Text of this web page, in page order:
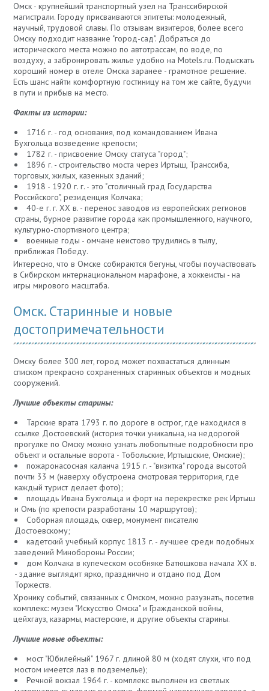
Омск - крупнейший транспортный узел на Транссибирской
магистрали. Городу присваиваются эпитеты: молодежный,
научный, трудовой славы. По отзывам визитеров, более всего
Омску подходит название "город-сад". Добраться до
исторического места можно по автотрассам, по воде, по
воздуху, а забронировать жилье удобно на Motels.ru. Подыскать
хороший номер в отеле Омска заранее - грамотное решение.
Есть шанс найти комфортную гостиницу на том же сайте, будучи
в пути и прибыв на место.
Факты из истории:
1716 г. - год основания, под командованием Ивана
Бухгольца возведение крепости;
1782 г. - присвоение Омску статуса "город";
1896 г. - строительство моста через Иртыш, Транссиба,
торговых, жилых, казенных зданий;
1918 - 1920 г. г. - это "столичный град Государства
Российского", резиденция Колчака;
40-е г. г. XX в. - перенос заводов из европейских регионов
страны, бурное развитие города как промышленного, научного,
культурно-спортивного центра;
военные годы - омчане неистово трудились в тылу,
приближая Победу.
Интересно, что в Омске собираются бегуны, чтобы поучаствовать
в Сибирском интернациональном марафоне, а хоккеисты - на
игры мирового масштаба.
Омск. Старинные и новые
достопримечательности
Омску более 300 лет, город может похвастаться длинным
списком прекрасно сохраненных старинных объектов и модных
сооружений.
Лучшие объекты старины:
Тарские врата 1793 г. по дороге в острог, где находился в
ссылке Достоевский (история точки уникальна, на недорогой
прогулке по Омску можно узнать любопытные подробности про
объект и остальные ворота - Тобольские, Иртышские, Омские);
пожаронасосная каланча 1915 г. - "визитка" города высотой
почти 33 м (наверху обустроена смотровая территория, где
каждый турист делает фото);
площадь Ивана Бухгольца и форт на перекрестке рек Иртыш
и Омь (по крепости разработаны 10 маршрутов);
Соборная площадь, сквер, монумент писателю
Достоевскому;
кадетский учебный корпус 1813 г. - лучшее среди подобных
заведений Минобороны России;
дом Колчака в купеческом особняке Батюшкова начала XX в.
- здание выглядит ярко, празднично и отдано под Дом
Торжеств.
Хронику событий, связанных с Омском, можно разузнать, посетив
комплекс: музеи "Искусство Омска" и Гражданской войны,
цейхгауз, казармы, мастерские, и другие объекты старины.
Лучшие новые объекты:
мост "Юбилейный" 1967 г. длиной 80 м (ходят слухи, что под
мостом имеется лаз в подземелье);
Речной вокзал 1964 г. - комплекс выполнен из светлых